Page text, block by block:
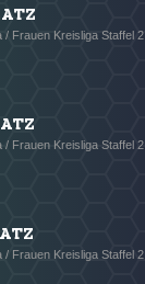
/ Frauen Kreisliga Staffel 2
/ Frauen Kreisliga Staffel 2
/ Frauen Kreisliga Staffel 2